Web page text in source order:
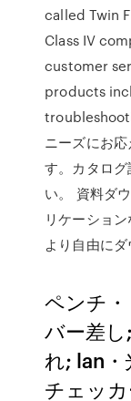
called Twin
Class IV
customer
products
ニーズにお
す。カタロ
い。 資料ダ
リケーショ
より自由に
ペンチ
バー差
れ; lan・
チェッ